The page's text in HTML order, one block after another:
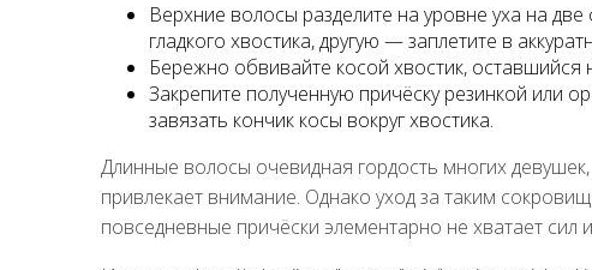
Верхние волосы разделите на уровне уха на
гладкого хвостика, другую — заплетите в
Бережно обвивайте косой хвостик, оставшийся
Закрепите полученную причёску резинкой или
завязать кончик косы вокруг хвостика.
Длинные волосы очевидная гордость многих
привлекает внимание. Однако уход за таким
повседневные причёски элементарно не хватает сил